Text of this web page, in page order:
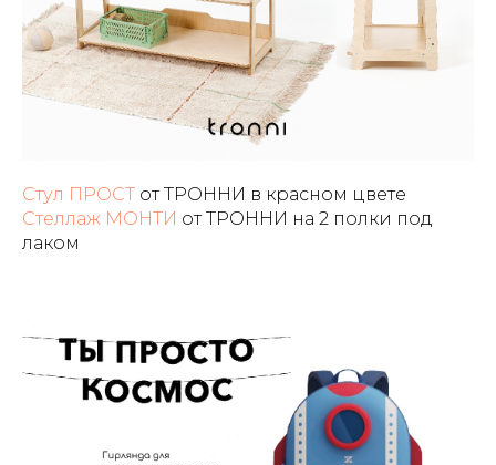
Стул ПРОСТ от ТРОННИ в красном цвете
Стеллаж МОНТИ от ТРОННИ на 2 полки под
лаком